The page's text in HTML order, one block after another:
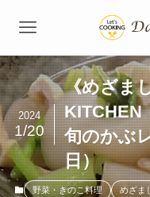
《めざま
KITCHEN
旬のかぶ
日）
2024
1/20
野菜・きのこ料理 めざま